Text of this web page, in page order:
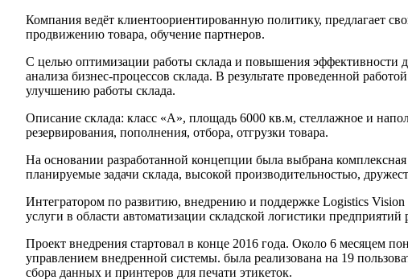
Компания ведёт клиентоориентированную политику, предлагает
продвижению товара, обучение партнеров.
С целью оптимизации работы склада и повышения эффективности
анализа бизнес-процессов склада. В результате проведенной
улучшению работы склада.
Описание склада: класс «А», площадь 6000 кв.м, стеллажное и
резервирования, пополнения, отбора, отгрузки товара.
На основании разработанной концепции была выбрана
планируемые задачи склада, высокой производительностью,
Интегратором по развитию, внедрению и поддержке Logistics
услуги в области автоматизации складской логистики
Проект внедрения стартовал в конце 2016 года. Около 6 месяцем
управлением внедренной системы. была реализована на 19
сбора данных и принтеров для печати этикеток.